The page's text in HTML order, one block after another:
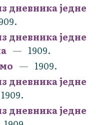
дневника једне
дневника једне
1909.
1909.
дневника једне
1909.
дневника једне